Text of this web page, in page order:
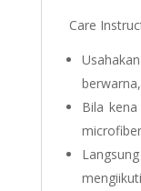
Care
Bila